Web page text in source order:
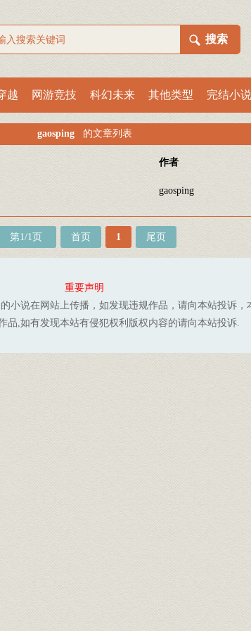
越 网游竞技 科幻未来 其他类型 完结小说
gaosping的文章列表
作者
gaosping
第1/1页 首页 1 尾页
重要声明
小说在网站上传播，如发现违规作品，请向本站投诉
品,如有发现本站有侵犯权利版权内容的请向本站投诉.